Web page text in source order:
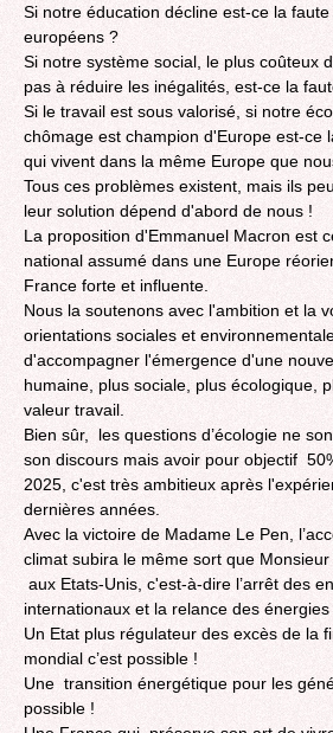
Si notre éducation décline est-ce la
européens ?
Si notre système social, le plus coûteux
pas à réduire les inégalités, est-ce la
Si le travail est sous valorisé, si notre
chômage est champion d'Europe est-ce
qui vivent dans la même Europe que
Tous ces problèmes existent, mais ils
leur solution dépend d'abord de nous !
La proposition d'Emmanuel Macron est
national assumé dans une Europe
France forte et influente.
Nous la soutenons avec l'ambition et la
orientations sociales et
d'accompagner l'émergence d'une
humaine, plus sociale, plus écologique,
valeur travail.
Bien sûr, les questions d’écologie ne
son discours mais avoir pour objectif
2025, c'est très ambitieux après
dernières années.
Avec la victoire de Madame Le Pen,
climat subira le même sort que
aux Etats-Unis, c'est-à-dire l’arrêt des
internationaux et la relance des énergies
Un Etat plus régulateur des excès de la
mondial c’est possible !
Une transition énergétique pour les
possible !